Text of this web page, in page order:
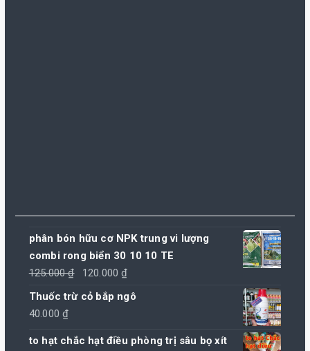
phân bón hữu cơ NPK trung vi lượng
combi rong biển 30 10 10 TE
125.000₫
Giá
gốc
120.000₫
hiện
120.000 ₫.
Thuốc trừ cỏ bắp ngô
40.000₫
to hạt chắc hạt điều phòng trị sâu bọ xít